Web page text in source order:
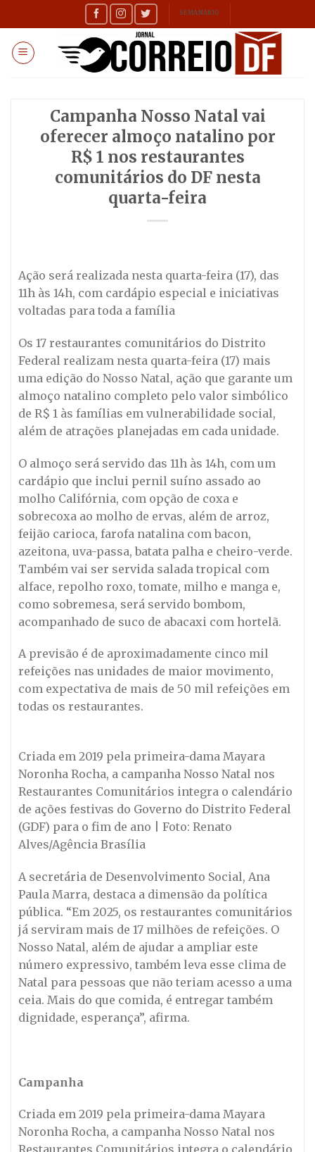
to
content
SEMANÁRIO
Campanha Nosso Natal vai
oferecer almoço natalino por
R$ 1 nos restaurantes
comunitários do DF nesta
quarta-feira
Ação será realizada nesta quarta-feira (17), das
11h às 14h, com cardápio especial e iniciativas
voltadas para toda a família
Os 17 restaurantes comunitários do Distrito
Federal realizam nesta quarta-feira (17) mais
uma edição do Nosso Natal, ação que garante um
almoço natalino completo pelo valor simbólico
de R$ 1 às famílias em vulnerabilidade social,
além de atrações planejadas em cada unidade.
O almoço será servido das 11h às 14h, com um
cardápio que inclui pernil suíno assado ao
molho Califórnia, com opção de coxa e
sobrecoxa ao molho de ervas, além de arroz,
feijão carioca, farofa natalina com bacon,
azeitona, uva-passa, batata palha e cheiro-verde.
Também vai ser servida salada tropical com
alface, repolho roxo, tomate, milho e manga e,
como sobremesa, será servido bombom,
acompanhado de suco de abacaxi com hortelã.
A previsão é de aproximadamente cinco mil
refeições nas unidades de maior movimento,
com expectativa de mais de 50 mil refeições em
todas os restaurantes.
Criada em 2019 pela primeira-dama Mayara
Noronha Rocha, a campanha Nosso Natal nos
Restaurantes Comunitários integra o calendário
de ações festivas do Governo do Distrito Federal
(GDF) para o fim de ano | Foto: Renato
Alves/Agência Brasília
A secretária de Desenvolvimento Social, Ana
Paula Marra, destaca a dimensão da política
pública. “Em 2025, os restaurantes comunitários
já serviram mais de 17 milhões de refeições. O
Nosso Natal, além de ajudar a ampliar este
número expressivo, também leva esse clima de
Natal para pessoas que não teriam acesso a uma
ceia. Mais do que comida, é entregar também
dignidade, esperança”, afirma.
Campanha
Criada em 2019 pela primeira-dama Mayara
Noronha Rocha, a campanha Nosso Natal nos